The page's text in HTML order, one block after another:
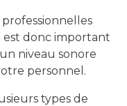
professionnelles
donc important
niveau sonore
personnel.
types de